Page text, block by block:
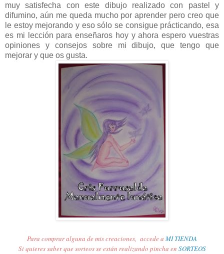
muy satisfecha con este dibujo realizado con pastel y
difumino, aún me queda mucho por aprender pero creo que
le estoy mejorando y eso sólo se consigue prácticando, esa
es mi lección para enseñaros hoy y ahora espero vuestras
opiniones y consejos sobre mi dibujo, que tengo que
mejorar y que os gusta.
Para comprar alguna de mis creaciones, accede a MI TIENDA
Si quieres saber que sorteos se están realizando pincha en SORTEOS